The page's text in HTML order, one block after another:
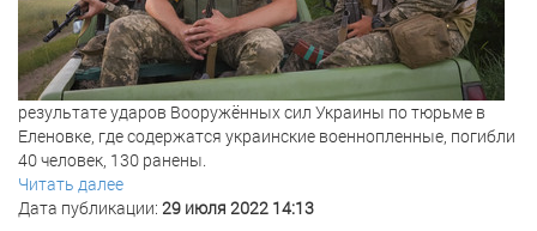
результате ударов Вооружённых сил Украины по тюрьме в
Еленовке, где содержатся украинские военнопленные, погибли
40 человек, 130 ранены.
Читать далее
Дата публикации: 29 июля 2022 14:13